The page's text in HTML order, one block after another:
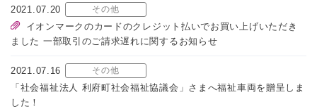
2021.07.20 その他
イオンマークのカードのクレジット払いでお買い上げいただき
ました 一部取引のご請求遅れに関するお知らせ
2021.07.16 その他
「社会福祉法人 利府町社会福祉協議会」さまへ福祉車両を贈呈しま
した！